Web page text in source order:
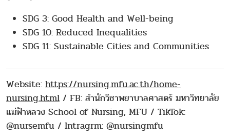
SDG 3: Good Health and Well-being
SDG 10: Reduced Inequalities
SDG 11: Sustainable Cities and Communities
Website: https://nursing.mfu.ac.th/home-
nursing.html / FB: สำนักวิชาพยาบาลศาสตร์ มหาวิทยาลัย
แม่ฟ้าหลวง School of Nursing, MFU / TikTok:
@nursemfu / Intragrm: @nursingmfu